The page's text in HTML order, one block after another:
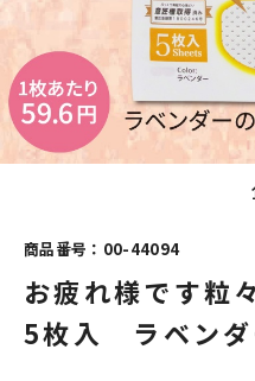
商品番号：00-44094
お疲れ様です粒
5枚入 ラベンダ